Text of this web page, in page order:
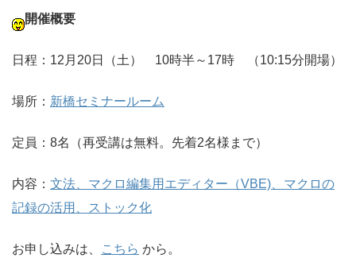
開催概要
日程：12月20日（土） 10時半～17時 （10:15分開場）
場所： 新橋セミナールーム
定員：8名（再受講は無料。先着2名様まで）
内容： 文法、マクロ編集用エディター（VBE)、マクロの
記録の活用、ストック化
お申し込みは、 こちら から。